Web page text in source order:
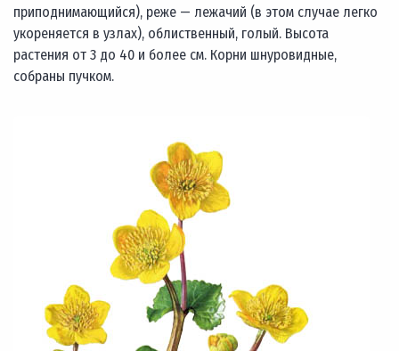
приподнимающийся), реже — лежачий (в этом случае легко
укореняется в узлах), облиственный, голый. Высота
растения от 3 до 40 и более см. Корни шнуровидные,
собраны пучком.